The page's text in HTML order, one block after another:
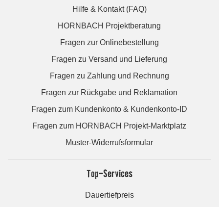
Hilfe & Kontakt (FAQ)
HORNBACH Projektberatung
Fragen zur Onlinebestellung
Fragen zu Versand und Lieferung
Fragen zu Zahlung und Rechnung
Fragen zur Rückgabe und Reklamation
Fragen zum Kundenkonto & Kundenkonto-ID
Fragen zum HORNBACH Projekt-Marktplatz
Muster-Widerrufsformular
Top-Services
Dauertiefpreis